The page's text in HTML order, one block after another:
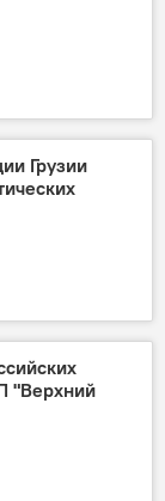
Грузии
"Верхний